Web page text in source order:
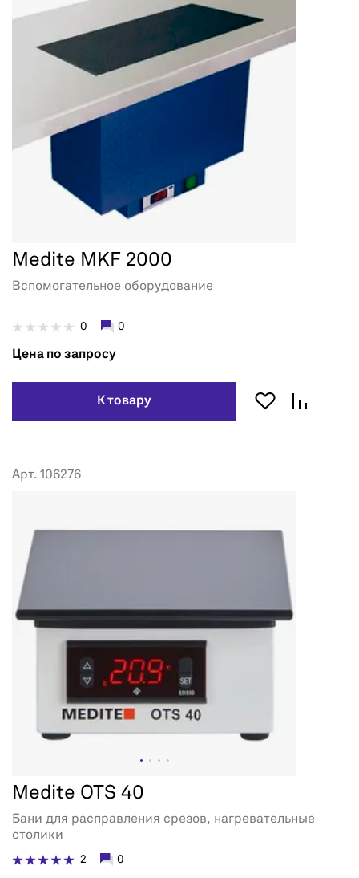
Medite MKF 2000
Вспомогательное оборудование
0 0
Цена по запросу
К товару
Арт. 106276
Medite OTS 40
Бани для расправления срезов, нагревательные
столики
2 0